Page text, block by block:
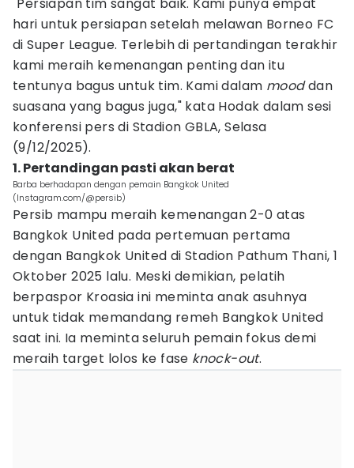
hari untuk persiapan setelah melawan Borneo FC
di Super League. Terlebih di pertandingan terakhir
kami meraih kemenangan penting dan itu
tentunya bagus untuk tim. Kami dalam mooddan
suasana yang bagus juga," kata Hodak dalam sesi
konferensi pers di Stadion GBLA, Selasa
(9/12/2025).
1. Pertandingan pasti akan berat
Barba berhadapan dengan pemain Bangkok United
(Instagram.com/@persib)
Persib mampu meraih kemenangan 2-0 atas
Bangkok United pada pertemuan pertama
dengan Bangkok United di Stadion Pathum Thani, 1
Oktober 2025 lalu. Meski demikian, pelatih
berpaspor Kroasia ini meminta anak asuhnya
untuk tidak memandang remeh Bangkok United
saat ini. Ia meminta seluruh pemain fokus demi
meraih target lolos ke fase knock-out.